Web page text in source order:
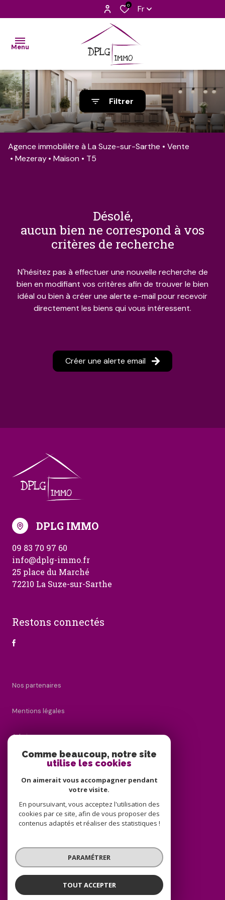
0 Fr
Menu
accueil
nos
biens
découvrir
l'équipe
estimations
Filtrer
Agence immobilière à La Suze-sur-Sarthe
Vente
Mezeray
Maison T5
désolé,
aucun bien ne correspond à vos
critères de recherche
N'hésitez pas à effectuer une nouvelle recherche de
bien en modifiant vos critères afin de trouver le bien
idéal ou bien à créer une alerte e-mail pour recevoir
directement les biens qui vous intéressent.
Créer une alerte email
DPLG IMMO
09 83 70 97 60
info@dplg-immo.fr
25 place du Marché
72210 La Suze-sur-Sarthe
Restons connectés
Nos partenaires
Mentions légales
Admin
Nos honoraires
Cookies
© 2026 | Tous droits réservés
Réalisé par
Comme beaucoup, notre site
utilise les cookies
On aimerait vous accompagner pendant
votre visite.
En poursuivant, vous acceptez l'utilisation des
cookies par ce site, afin de vous proposer des
contenus adaptés et réaliser des statistiques !
PARAMÉTRER
TOUT ACCEPTER